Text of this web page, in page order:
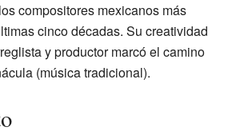
compositores mexicanos más
cinco décadas. Su creatividad
y productor marcó el camino
(música tradicional).